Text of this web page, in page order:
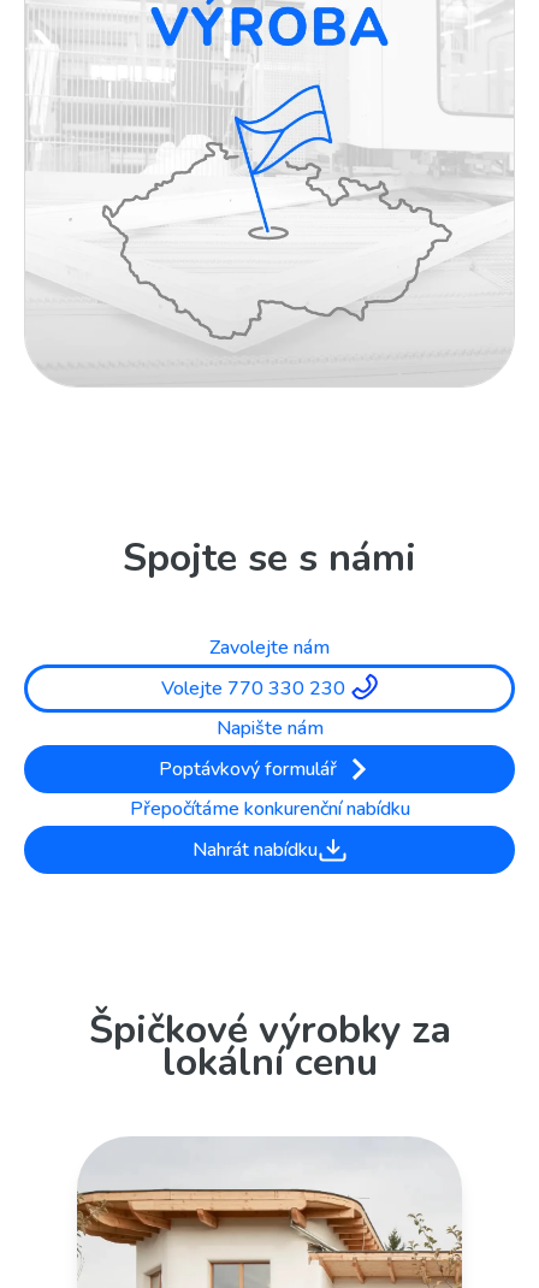
Spojte se s námi
Zavolejte nám
Volejte 770 330 230
Napište nám
Poptávkový formulář
Přepočítáme konkurenční nabídku
Nahrát nabídku
Špičkové výrobky za
lokální cenu